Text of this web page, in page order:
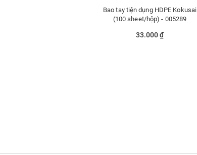
Bao tay tiện dụng HDPE Kokusai
(100 sheet/hộp) - 005289
33.000 ₫